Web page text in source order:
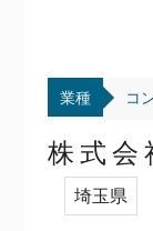
業種 コ
株式
埼玉県